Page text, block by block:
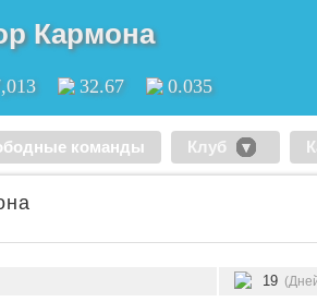
Кармона
32.67 0.035
команды Клуб
19